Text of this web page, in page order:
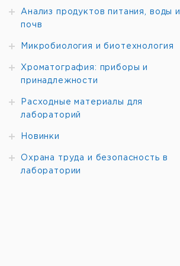
Анализ продуктов питания, воды и
почв
Микробиология и биотехнология
Хроматография: приборы и
принадлежности
Расходные материалы для
лабораторий
Новинки
Охрана труда и безопасность в
лаборатории